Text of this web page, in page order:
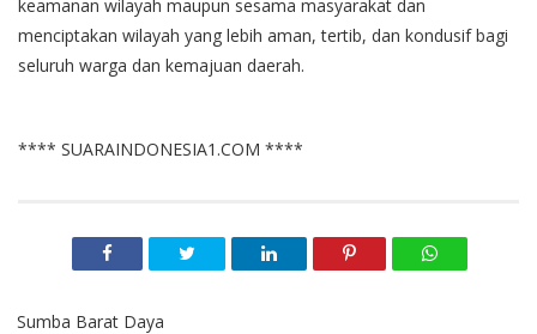
keamanan wilayah maupun sesama masyarakat dan
menciptakan wilayah yang lebih aman, tertib, dan kondusif bagi
seluruh warga dan kemajuan daerah.
**** SUARAINDONESIA1.COM ****
Sumba Barat Daya